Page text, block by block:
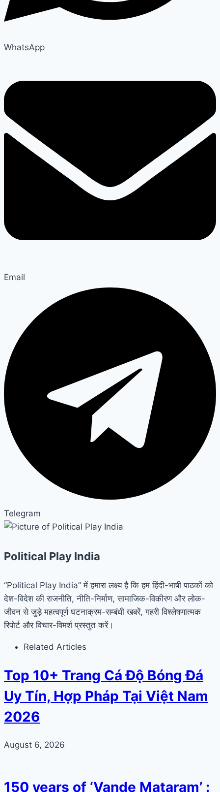
WhatsApp
Email
Telegram
Political Play India
“Political Play India” में हमारा लक्ष्य है कि हम हिंदी-भाषी पाठकों को
देश-विदेश की राजनीति, नीति-निर्माण, सामाजिक-विकीरण और लोक-
जीवन से जुड़े महत्वपूर्ण घटनाक्रम-सम्बंधी खबरें, गहरी विश्लेषणात्मक
रिपोर्ट और विचार-विमर्श प्रस्तुत करें।
Related Articles
Top 10+ Trang Cá Độ Bóng Đá
Uy Tín, Hợp Pháp Tại Việt Nam
2026
August 6, 2026
150 years of ‘Vande Mataram’ :